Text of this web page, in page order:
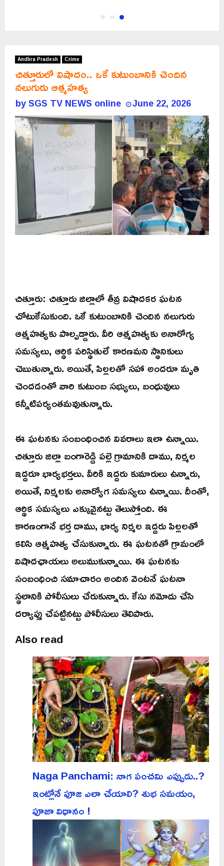
Andhra Pradesh Crime
చిత్తూరులో విషాదం.. ఒకే కుటుంబానికి చెందిన
నలుగురు ఆత్మహత్య
bySGS TV NEWS online June 22, 2026
చిత్తూరు: చిత్తూరు జిల్లాలో తీవ్ర విషాదకర ఘటన
చోటుకేసుకుంది. ఒకే కుటుంబానికి చెందిన నలుగురు
ఆత్మహత్యకు పాల్పడ్డారు. వీరి ఆత్మహత్యకు అనారోగ్య
సమస్యలు, ఆర్థిక పరిస్థితులే కారణమని స్థానికులు
చెబుతున్నారు. అయితే, పిల్లలతో సహా అందరూ మృతి
చెందడంతో వారి కుటుంబ సభ్యులు, బంధువులు
కన్నీటిపర్యంతమవుతున్నారు.
ఈ ఘటనకు సంబంధించిన వివరాలు ఇలా ఉన్నాయి.
చిత్తూరు జిల్లా బంగారెడ్డి పల్లె గ్రామానికి దాము, నిర్మల
ఇద్దరూ భార్యభర్తలు. వీరికి ఇద్దరు కుమారులు ఉన్నారు,
అయితే, నిర్మలకు అనార్యోగ సమస్యలు ఉన్నాయి. దీంతో,
ఆర్థిక సమస్యలు ఎక్కువైనట్టు తెలుస్తోంది. ఈ
కారణంగానే భర్త దాము, భార్య నిర్మల ఇద్దరు పిల్లలతో
కలిసి ఆత్మహత్య చేసుకున్నారు. ఈ ఘటనతో గ్రామంలో
విషాదఛాయలు అలుముకున్నాయి. ఈ ఘటనకు
సంబంధించి సమాచారం అందిన వెంటనే ఘటనా
స్థలానికి పోలీసులు చేరుకున్నారు. కేసు నమోదు చేసి
దర్యాప్తు చేపట్టినట్టు పోలీసులు తెలిపారు.
Also read
Naga Panchami: నాగ పంచమి ఎప్పుడు..?
ఇంట్లోనే పూజ ఎలా చేయాలి? శుభ సమయం,
పూజా విధానం !